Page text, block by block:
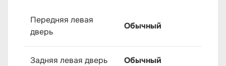
Передняя левая
дверь
Обычный
Задняя левая дверь Обычный